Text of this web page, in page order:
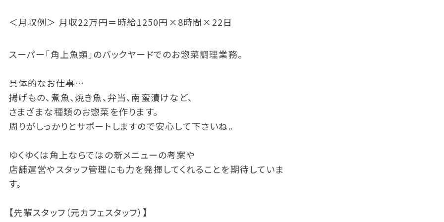
＜月収例＞ 月収22万円＝時給1250円×8時間×22日
スーパー「角上魚類」のバックヤードでのお惣菜調理業務。
具体的なお仕事…
揚げもの、煮魚、焼き魚、弁当、南蛮漬けなど、
さまざまな種類のお惣菜を作ります。
周りがしっかりとサポートしますので安心して下さいね。
ゆくゆくは角上ならではの新メニューの考案や
店舗運営やスタッフ管理にも力を発揮してくれることを期待していま
す。
【先輩スタッフ（元カフェスタッフ）】